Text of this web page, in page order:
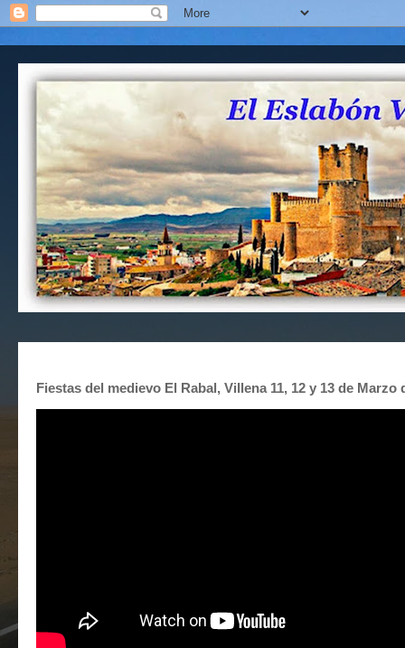
Fiestas del medievo El Rabal, Villena 11, 12 y 13 de Marzo